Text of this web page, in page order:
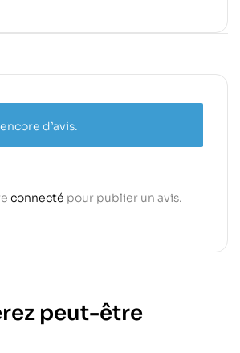
encore d’avis.
connecté pour publier un avis.
peut-être